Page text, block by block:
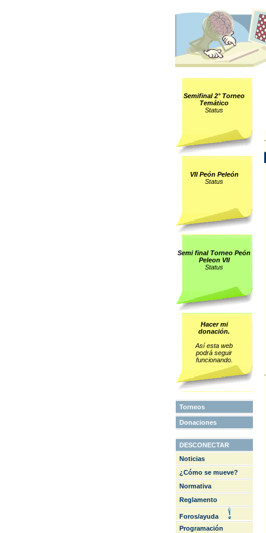
Semifinal 2° Torneo
Temático
Status
VII Peón Peleón
Status
Semi final Torneo Peón
Peleon VII
Status
Hacer mi
donación.
Así esta web
podrá seguir
funcionando.
Torneos
Donaciones
DESCONECTAR
Noticias
¿Cómo se mueve?
Normativa
Reglamento
Foros/ayuda
Programación